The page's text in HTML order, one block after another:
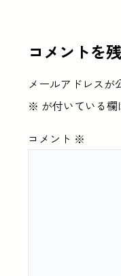
コメントを
メールアドレスが
※ が付いている
コメント ※